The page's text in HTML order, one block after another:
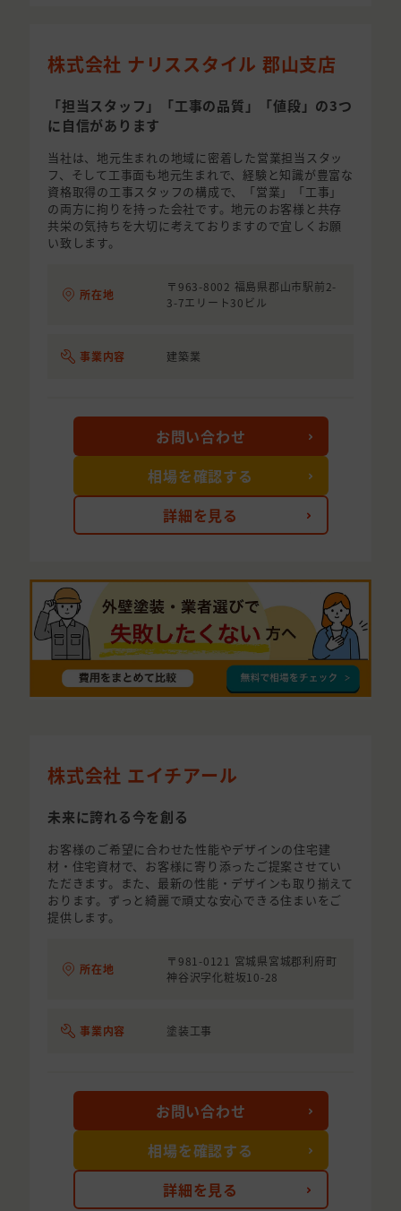
株式会社 ナリススタイル 郡山支店
「担当スタッフ」「工事の品質」「値段」の3つ
に自信があります
当社は、地元生まれの地域に密着した営業担当スタッ
フ、そして工事面も地元生まれで、経験と知識が豊富な
資格取得の工事スタッフの構成で、「営業」「工事」
の両方に拘りを持った会社です。地元のお客様と共存
共栄の気持ちを大切に考えておりますので宜しくお願
い致します。
所在地
〒963-8002 福島県郡山市駅前2-
3-7エリート30ビル
事業内容 建築業
詳細を見る
お問い合わせ
相場を確認する
株式会社 エイチアール
未来に誇れる今を創る
お客様のご希望に合わせた性能やデザインの住宅建
材・住宅資材で、お客様に寄り添ったご提案させてい
ただきます。また、最新の性能・デザインも取り揃えて
おります。ずっと綺麗で頑丈な安心できる住まいをご
提供します。
所在地
〒981-0121 宮城県宮城郡利府町
神谷沢字化粧坂10-28
事業内容 塗装工事
詳細を見る
お問い合わせ
相場を確認する